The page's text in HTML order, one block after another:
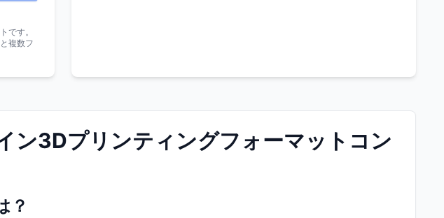
です。
複数フ
ン3Dプリンティングフォーマットコン
？